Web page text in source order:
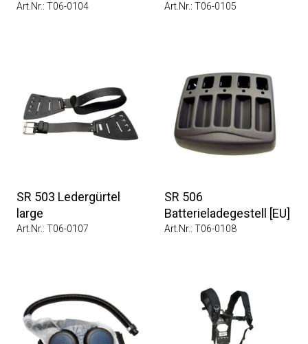
Art.Nr.: T06-0104 Art.Nr.: T06-0105
SR 503 Ledergürtel
large
Art.Nr.: T06-0107
SR 506
Batterieladegestell [EU]
Art.Nr.: T06-0108